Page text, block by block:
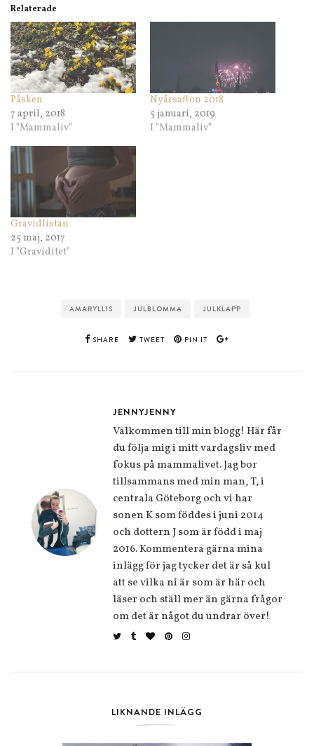
Relaterade
Påsken
7 april, 2018
I ”Mammaliv”
Nyårsafton 2018
5 januari, 2019
I ”Mammaliv”
Gravidlistan
25 maj, 2017
I ”Graviditet”
AMARYLLIS JULBLOMMA JULKLAPP
SHARE TWEET PIN IT
JENNYJENNY
Välkommen till min blogg! Här får
du följa mig i mitt vardagsliv med
fokus på mammalivet. Jag bor
tillsammans med min man, T, i
centrala Göteborg och vi har
sonen K som föddes i juni 2014
och dottern J som är född i maj
2016. Kommentera gärna mina
inlägg för jag tycker det är så kul
att se vilka ni är som är här och
läser och ställ mer än gärna frågor
om det är något du undrar över!
LIKNANDE INLÄGG